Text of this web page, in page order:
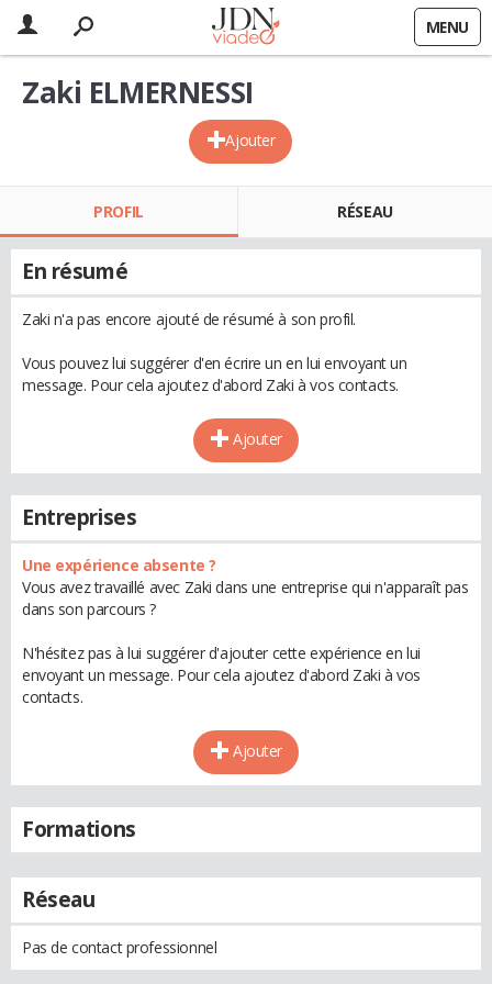
MENU
Ajouter
Zaki ELMERNESSI
PROFIL RÉSEAU
En résumé
Zaki n'a pas encore ajouté de résumé à son profil.
Vous pouvez lui suggérer d'en écrire un en lui envoyant un
message. Pour cela ajoutez d'abord Zaki à vos contacts.
Ajouter
Entreprises
Une expérience absente ?
Vous avez travaillé avec Zaki dans une entreprise qui n'apparaît pas
dans son parcours ?
N'hésitez pas à lui suggérer d'ajouter cette expérience en lui
envoyant un message. Pour cela ajoutez d'abord Zaki à vos
contacts.
Ajouter
Formations
Réseau
Pas de contact professionnel